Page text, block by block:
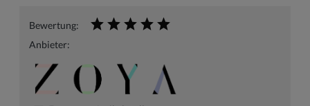
Bewertung:
Anbieter: